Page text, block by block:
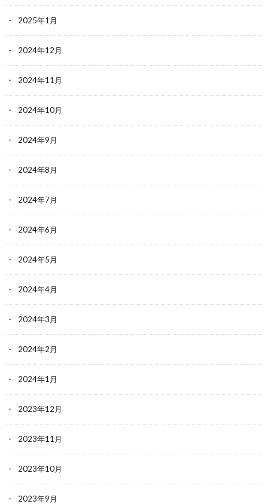
2025年1月
2024年12月
2024年11月
2024年10月
2024年9月
2024年8月
2024年7月
2024年6月
2024年5月
2024年4月
2024年3月
2024年2月
2024年1月
2023年12月
2023年11月
2023年10月
2023年9月